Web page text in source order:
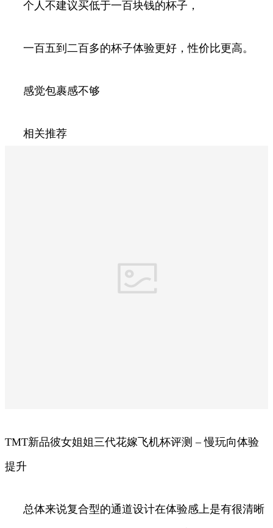
个人不建议买低于一百块钱的杯子，
一百五到二百多的杯子体验更好，性价比更高。
感觉包裹感不够
相关推荐
TMT新品彼女姐姐三代花嫁飞机杯评测 – 慢玩向体验
提升
总体来说复合型的通道设计在体验感上是有很清晰